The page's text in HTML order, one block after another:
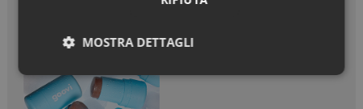
modulabile per viso e
MOSTRA DETTAGLI
Necessari